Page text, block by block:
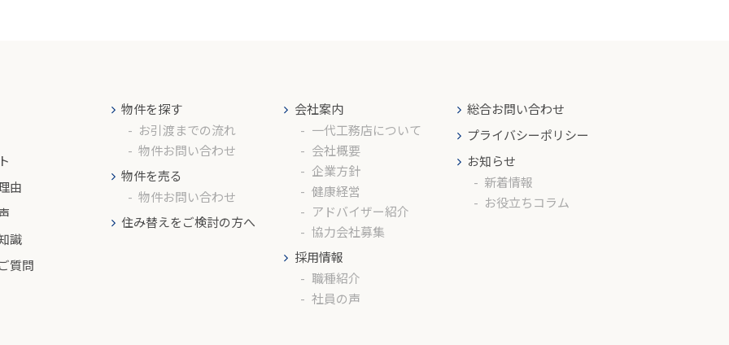
由
識
質問
物件を探す
お引渡までの流れ
物件お問い合わせ
物件を売る
物件お問い合わせ
住み替えをご検討の方へ
会社案内
一代工務店について
会社概要
企業方針
健康経営
アドバイザー紹介
協力会社募集
採用情報
職種紹介
社員の声
総合お問い合わせ
プライバシーポリシー
お知らせ
新着情報
お役立ちコラム